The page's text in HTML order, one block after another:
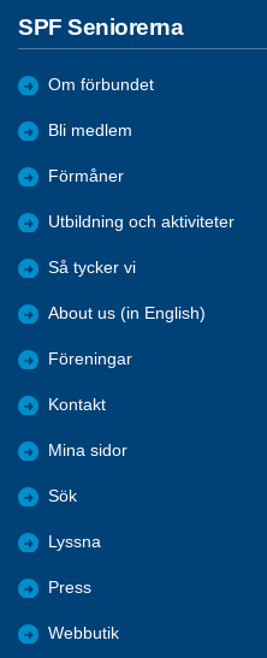
SPF Seniorerna
Om förbundet
Bli medlem
Förmåner
Utbildning och aktiviteter
Så tycker vi
About us (in English)
Föreningar
Kontakt
Mina sidor
Sök
Lyssna
Press
Webbutik